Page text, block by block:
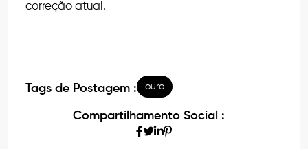
correção atual.
Tags de Postagem : ouro
Compartilhamento Social :